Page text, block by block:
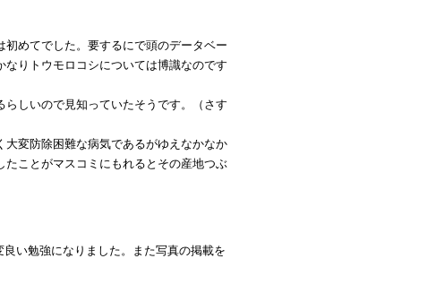
めてでした。要するにで頭のデータベー
りトウモロコシについては博識なのです
しいので見知っていたそうです。（さす
変防除困難な病気であるがゆえなかなか
ことがマスコミにもれるとその産地つぶ
い勉強になりました。また写真の掲載を